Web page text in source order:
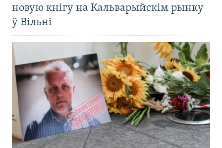
новую кнігу на Кальварыйскім рынку
ў Вільні